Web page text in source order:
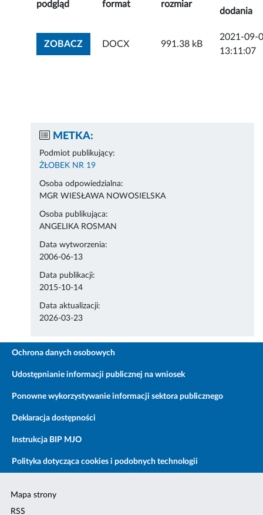
podgląd format rozmiar
dodania
ZOBACZZOBACZ ZAŁĄCZNIK
DOCX 991.38 kB
2021-09-
13:11:07
METKA:
Podmiot publikujący:
ŻŁOBEK NR 19
Osoba odpowiedzialna:
MGR WIESŁAWA NOWOSIELSKA
Osoba publikująca:
ANGELIKA ROSMAN
Data wytworzenia:
2006-06-13
Data publikacji:
2015-10-14
Data aktualizacji:
2026-03-23
Ochrona danych osobowych
Udostępnianie informacji publicznej na wniosek
Ponowne wykorzystywanie informacji sektora publicznego
Deklaracja dostępności
Instrukcja BIP MJO
Polityka dotycząca cookies i podobnych technologii
Mapa strony
RSS